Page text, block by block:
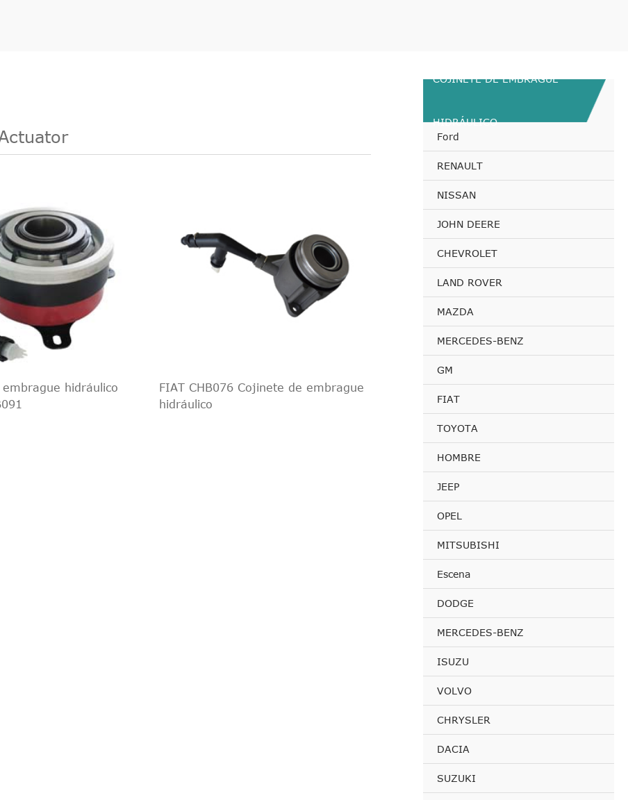
hidráulico
FIAT CHB076 Cojinete de embrague
hidráulico
COJINETE DE EMBRAGUE
HIDRÁULICO
Ford
RENAULT
NISSAN
JOHN DEERE
CHEVROLET
LAND ROVER
MAZDA
MERCEDES-BENZ
GM
FIAT
TOYOTA
HOMBRE
JEEP
OPEL
MITSUBISHI
Escena
DODGE
MERCEDES-BENZ
ISUZU
VOLVO
CHRYSLER
DACIA
SUZUKI